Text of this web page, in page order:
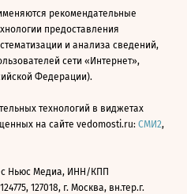
рекомендательные
предоставления
и анализа сведений,
сети «Интернет»,
Федерации).
технологий в виджетах
на сайте vedomosti.ru: СМИ2,
Ньюс Медиа, ИНН/КПП
127018, г. Москва, вн.тер.г.